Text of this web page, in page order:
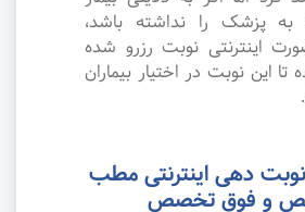
پزشک را نداشته باشد،
اینترنتی نوبت رزرو شده
تا این نوبت در اختیار بیماران
نوبت دهی اینترنتی مطب
و فوق تخصص